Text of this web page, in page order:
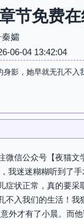
节免费
孀
06-04 13:42:04
身影，她早就无孔不
微信公众号【夜猫
我迷迷糊糊听到了
症状正常，真的
我们的生活！我
外才有了小晨。而